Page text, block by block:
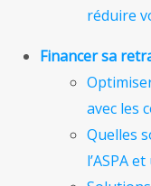
réduire
Financer sa
avec les
Quelles
l’ASPA